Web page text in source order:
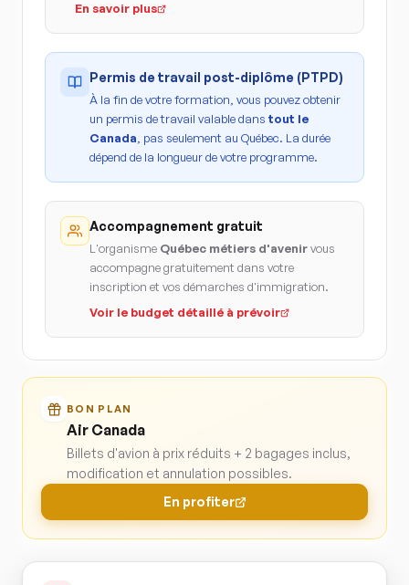
En savoir plus
Permis de travail post-diplôme (PTPD)
À la fin de votre formation, vous pouvez obtenir
un permis de travail valable dans tout le
Canada , pas seulement au Québec. La durée
dépend de la longueur de votre programme.
Accompagnement gratuit
L'organisme Québec métiers d'avenirvous
accompagne gratuitement dans votre
inscription et vos démarches d'immigration.
Voir le budget détaillé à prévoir
BON PLAN
Air Canada
Billets d'avion à prix réduits + 2 bagages inclus,
modification et annulation possibles.
En profiter